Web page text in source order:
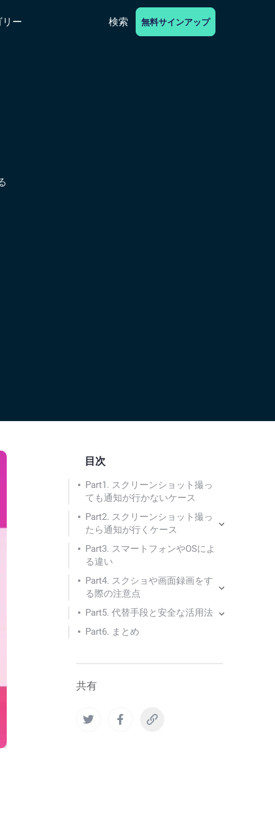
ー 検索 無料サインアップ
目次
Part1. スクリーンショット撮っ
ても通知が行かないケース
Part2. スクリーンショット撮っ
たら通知が行くケース
Part3. スマートフォンやOSによ
る違い
Part4. スクショや画面録画をす
る際の注意点
Part5. 代替手段と安全な活用法
Part6. まとめ
共有